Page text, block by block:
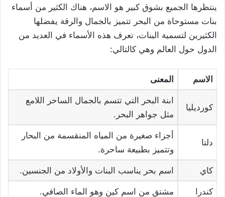
ينتظرها الجميع بشوق كبير هو الاسم، هناك الكثير من أسماء
بنات مستوحاة من البحر تتميز بالجمال والرقة يفضلها
الكثيرين لتسمية البنات، تعرف هذه الأسماء في العديد من
الدول حول العالم وهي كالتالي:
الاسم المعنى
كورديليا
ابنة البحر التي تتسم بالجمال الساحر اللامع
مثل جواهر البحر.
دلتا
أجزاء صغيرة من المياه المنقسمة من البحار
وتتميز بطبيعة ساحرة.
كاي اسم بحر يناسب البنات والأولاد من الجنسين.
كندرا مشتق من اسم كين وهو الماء الصافي.